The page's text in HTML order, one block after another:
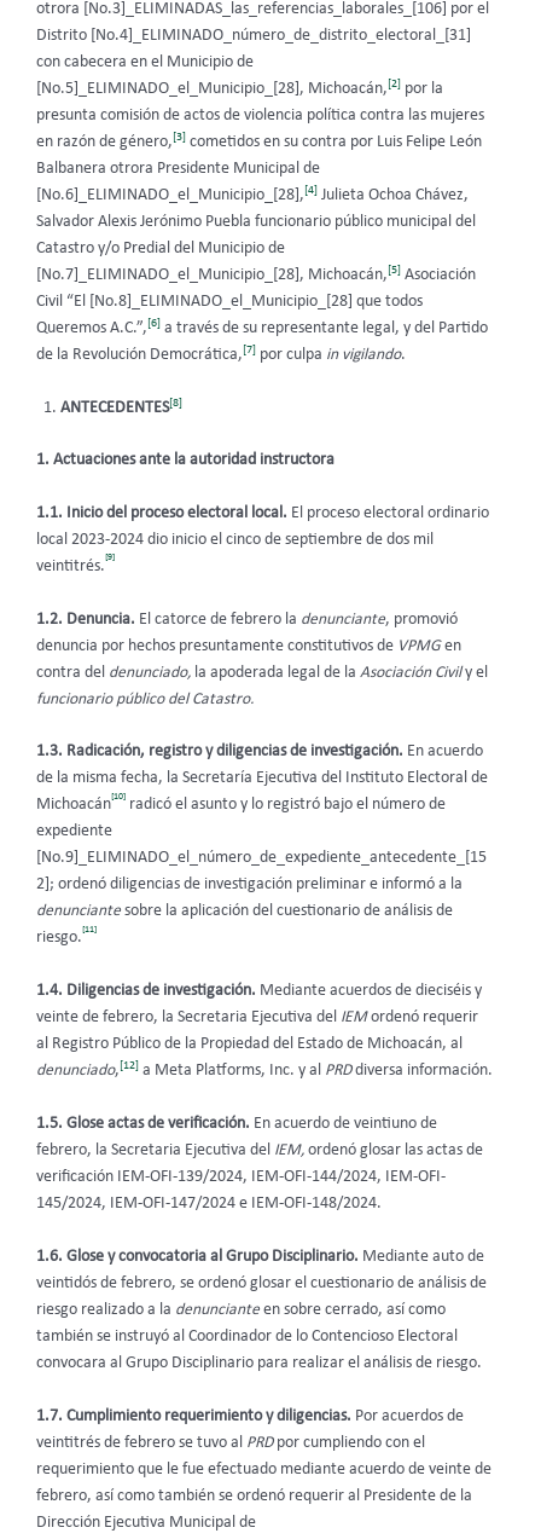
otrora [No.3]_ELIMINADAS_las_referencias_laborales_[106] por el
Distrito [No.4]_ELIMINADO_número_de_distrito_electoral_[31]
con cabecera en el Municipio de
[No.5]_ELIMINADO_el_Municipio_[28], Michoacán,[2] por la
presunta comisión de actos de violencia política contra las mujeres
en razón de género,[3] cometidos en su contra por Luis Felipe León
Balbanera otrora Presidente Municipal de
[No.6]_ELIMINADO_el_Municipio_[28],[4] Julieta Ochoa Chávez,
Salvador Alexis Jerónimo Puebla funcionario público municipal del
Catastro y/o Predial del Municipio de
[No.7]_ELIMINADO_el_Municipio_[28], Michoacán,[5] Asociación
Civil “El [No.8]_ELIMINADO_el_Municipio_[28] que todos
Queremos A.C.”,[6] a través de su representante legal, y del Partido
de la Revolución Democrática,[7] por culpa in vigilando.
ANTECEDENTES[8]
1. Actuaciones ante la autoridad instructora
1.1. Inicio del proceso electoral local. El proceso electoral ordinario
local 2023-2024 dio inicio el cinco de septiembre de dos mil
veintitrés.
[9]
1.2. Denuncia. El catorce de febrero la denunciante, promovió
denuncia por hechos presuntamente constitutivos de VPMGen
contra del denunciado, la apoderada legal de la Asociación Civily el
funcionario público del Catastro.
1.3. Radicación, registro y diligencias de investigación. En acuerdo
de la misma fecha, la Secretaría Ejecutiva del Instituto Electoral de
Michoacán
[10]
radicó el asunto y lo registró bajo el número de
expediente
[No.9]_ELIMINADO_el_número_de_expediente_antecedente_[15
2]; ordenó diligencias de investigación preliminar e informó a la
denunciantesobre la aplicación del cuestionario de análisis de
riesgo.
[11]
1.4. Diligencias de investigación. Mediante acuerdos de dieciséis y
veinte de febrero, la Secretaria Ejecutiva del IEMordenó requerir
al Registro Público de la Propiedad del Estado de Michoacán, al
denunciado,[12] a Meta Platforms, Inc. y al PRDdiversa información.
1.5. Glose actas de verificación. En acuerdo de veintiuno de
febrero, la Secretaria Ejecutiva del IEM, ordenó glosar las actas de
verificación IEM-OFI-139/2024, IEM-OFI-144/2024, IEM-OFI-
145/2024, IEM-OFI-147/2024 e IEM-OFI-148/2024.
1.6. Glose y convocatoria al Grupo Disciplinario. Mediante auto de
veintidós de febrero, se ordenó glosar el cuestionario de análisis de
riesgo realizado a la denuncianteen sobre cerrado, así como
también se instruyó al Coordinador de lo Contencioso Electoral
convocara al Grupo Disciplinario para realizar el análisis de riesgo.
1.7. Cumplimiento requerimiento y diligencias. Por acuerdos de
veintitrés de febrero se tuvo al PRD por cumpliendo con el
requerimiento que le fue efectuado mediante acuerdo de veinte de
febrero, así como también se ordenó requerir al Presidente de la
Dirección Ejecutiva Municipal de